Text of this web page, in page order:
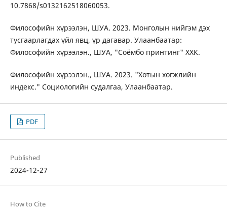
10.7868/s0132162518060053.
Философийн хүрээлэн, ШУА. 2023. Монголын нийгэм дэх
тусгаарлагдах үйл явц, үр дагавар. Улаанбаатар:
Философийн хүрээлэн., ШУА, "Соёмбо принтинг" ХХК.
Философийн хүрээлэн., ШУА. 2023. "Хотын хөгжлийн
индекс." Социологийн судалгаа, Улаанбаатар.
PDF
Published
2024-12-27
How to Cite